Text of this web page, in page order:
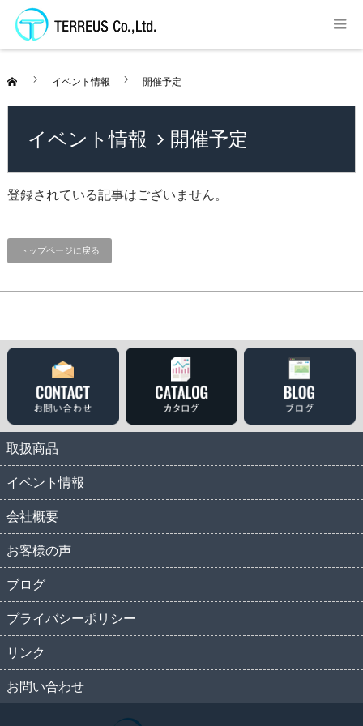
イベント情報 開催予定
イベント情報 開催予定
登録されている記事はございません。
トップページに戻る
取扱商品
イベント情報
会社概要
お客様の声
ブログ
プライバシーポリシー
リンク
お問い合わせ